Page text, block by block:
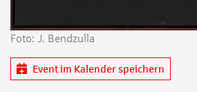
Foto: J. Bendzulla
Event im Kalender speichern